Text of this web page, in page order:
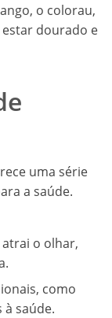
o colorau,
estar dourado e
uma série
a saúde.
o olhar,
como
saúde.